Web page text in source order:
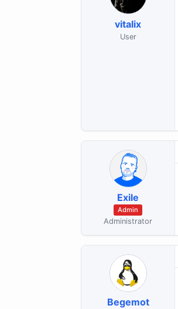
vitalix
User
Exile
Admin
Administrator
Begemot